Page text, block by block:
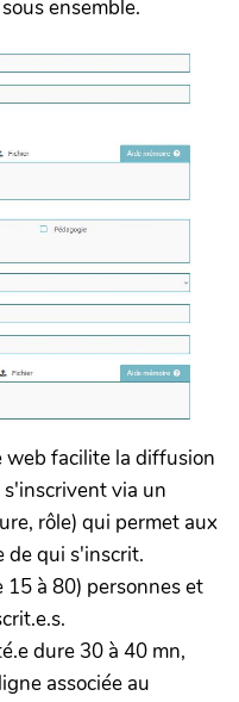
ensemble.
web facilite la diffusion
s'inscrivent via un
rôle) qui permet aux
de qui s'inscrit.
à 80) personnes et
dure 30 à 40 mn,
associée au